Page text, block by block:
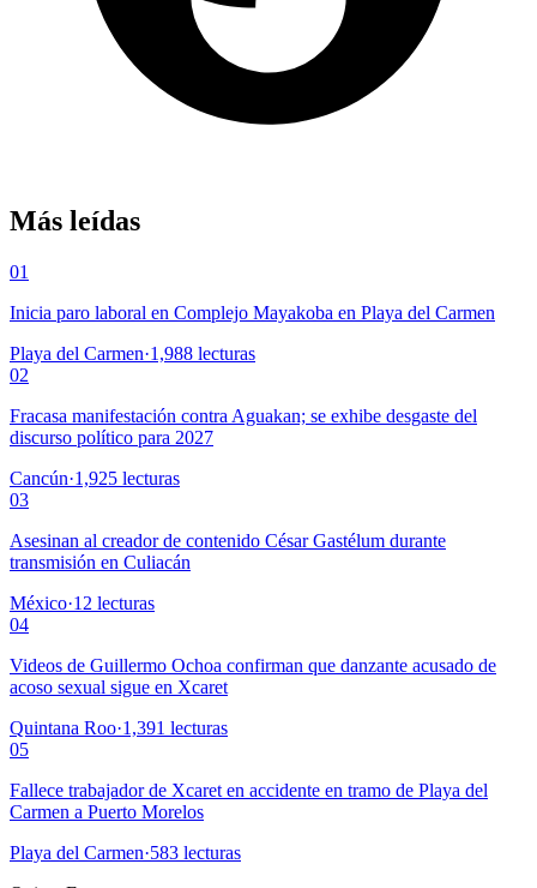
Más leídas
01
Inicia paro laboral en Complejo Mayakoba en Playa del Carmen
Playa del Carmen·1,988 lecturas
02
Fracasa manifestación contra Aguakan; se exhibe desgaste del
discurso político para 2027
Cancún·1,925 lecturas
03
Asesinan al creador de contenido César Gastélum durante
transmisión en Culiacán
México·12 lecturas
04
Videos de Guillermo Ochoa confirman que danzante acusado de
acoso sexual sigue en Xcaret
Quintana Roo·1,391 lecturas
05
Fallece trabajador de Xcaret en accidente en tramo de Playa del
Carmen a Puerto Morelos
Playa del Carmen·583 lecturas